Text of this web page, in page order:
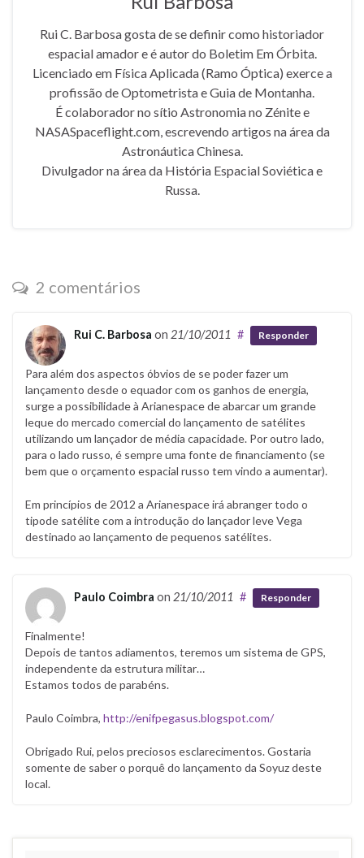
Rui C. Barbosa gosta de se definir como historiador
espacial amador e é autor do Boletim Em Órbita.
Licenciado em Física Aplicada (Ramo Óptica) exerce a
profissão de Optometrista e Guia de Montanha.
É colaborador no sítio Astronomia no Zénite e
NASASpaceflight.com, escrevendo artigos na área da
Astronáutica Chinesa.
Divulgador na área da História Espacial Soviética e
Russa.
2 comentários
Rui C. Barbosa on 21/10/2011 # Responder
Para além dos aspectos óbvios de se poder fazer um
lançamento desde o equador com os ganhos de energia,
surge a possibilidade à Arianespace de abarcar um grande
leque do mercado comercial do lançamento de satélites
utilizando um lançador de média capacidade. Por outro lado,
para o lado russo, é sempre uma fonte de financiamento (se
bem que o orçamento espacial russo tem vindo a aumentar).
Em princípios de 2012 a Arianespace irá abranger todo o
tipode satélite com a introdução do lançador leve Vega
destinado ao lançamento de pequenos satélites.
Paulo Coimbra on 21/10/2011 # Responder
Finalmente!
Depois de tantos adiamentos, teremos um sistema de GPS,
independente da estrutura militar…
Estamos todos de parabéns.
Paulo Coimbra, http://enifpegasus.blogspot.com/
Obrigado Rui, pelos preciosos esclarecimentos. Gostaria
somente de saber o porquê do lançamento da Soyuz deste
local.